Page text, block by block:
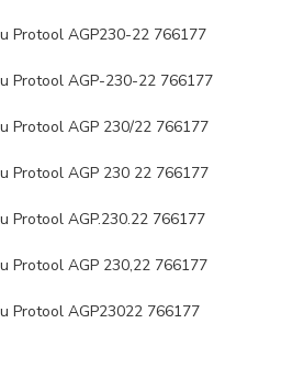
Protool AGP230-22 766177
Protool AGP-230-22 766177
Protool AGP 230/22 766177
Protool AGP 230 22 766177
Protool AGP.230.22 766177
Protool AGP 230,22 766177
Protool AGP23022 766177